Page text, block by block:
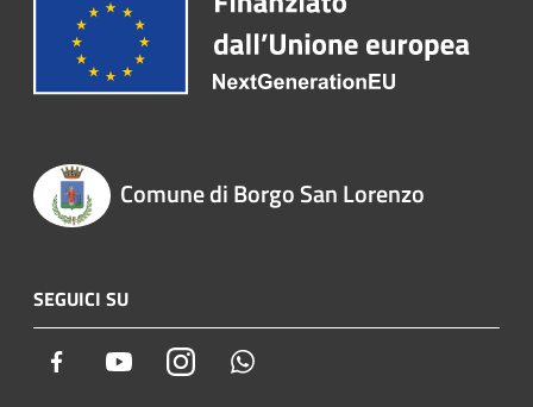
Comune di Borgo San Lorenzo
SEGUICI SU
Facebook YoutubeInstagram